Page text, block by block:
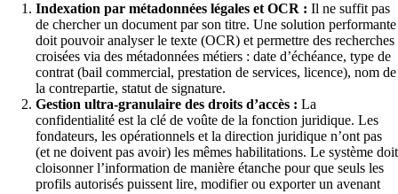
Indexation par métadonnées légales et OCR : Il ne suffit pas
de chercher un document par son titre. Une solution performante
doit pouvoir analyser le texte (OCR) et permettre des recherches
croisées via des métadonnées métiers : date d’échéance, type de
contrat (bail commercial, prestation de services, licence), nom de
la contrepartie, statut de signature.
Gestion ultra-granulaire des droits d’accès : La
confidentialité est la clé de voûte de la fonction juridique. Les
fondateurs, les opérationnels et la direction juridique n’ont pas
(et ne doivent pas avoir) les mêmes habilitations. Le système doit
cloisonner l’information de manière étanche pour que seuls les
profils autorisés puissent lire, modifier ou exporter un avenant